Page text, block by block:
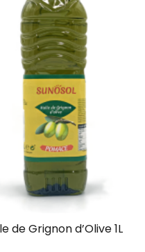
de Grignon d’Olive 1L